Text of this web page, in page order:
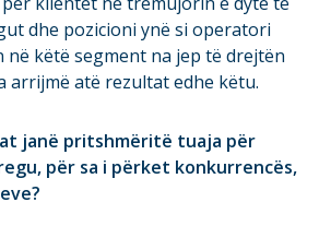
dhe pozicioni ynë si operatori
në këtë segment na jep të drejtën
arrijmë atë rezultat edhe këtu.
janë pritshmëritë tuaja për
për sa i përket konkurrencës,